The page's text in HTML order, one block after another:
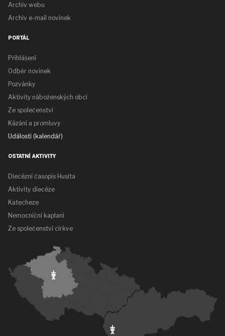
Archiv webu
Archiv e-mail novinek
PORTÁL
Přihlášení
Odběr novinek
Pozvánky
Aktivity náboženských obcí
Ze společenství
Kázání a promluvy
Události (kalendář)
OSTATNÍ AKTIVITY
Diecézní časopis Husita
Aktivity diecéze
Katecheze
Nemocniční kaplani
Ze společenství církve